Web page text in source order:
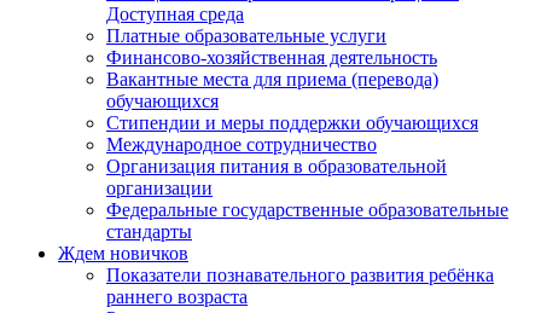
Доступная среда
Платные образовательные услуги
Финансово-хозяйственная деятельность
Вакантные места для приема (перевода)
обучающихся
Стипендии и меры поддержки обучающихся
Международное сотрудничество
Организация питания в образовательной
организации
Федеральные государственные образовательные
стандарты
Ждем новичков
Показатели познавательного развития ребёнка
раннего возраста